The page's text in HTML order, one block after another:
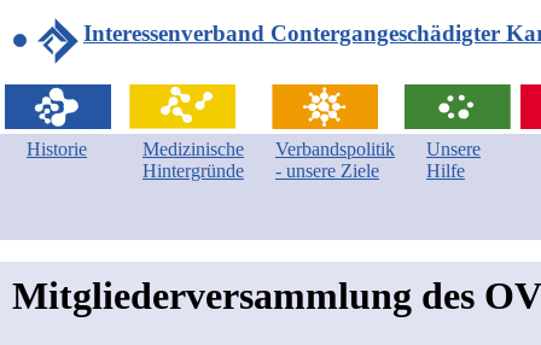
Interessenverband Contergangeschädigter
Historie
Medizinische
Hintergründe
Verbandspolitik
- unsere Ziele
Unsere
Hilfe
Mitgliederversammlung des